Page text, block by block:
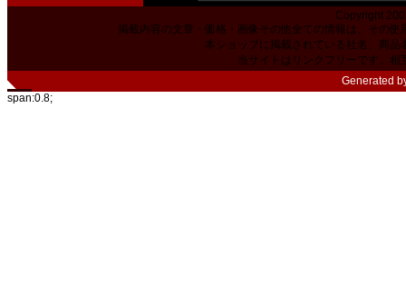
Copyright
掲載内容の文章・価格・画像その他全ての情報は、その
本ショップに掲載されている社名、商
当サイトはリンクフリーです。相
Generated
span:0.8;